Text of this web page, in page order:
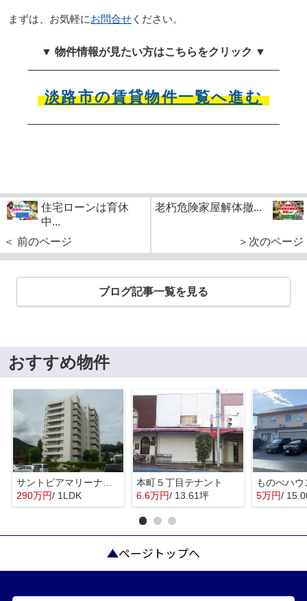
まずは、お気軽にお問合せください。
▼ 物件情報が見たい方はこちらをクリック ▼
淡路市の賃貸物件一覧へ進む
住宅ローンは育休
中...
＜ 前のページ
老朽危険家屋解体撤...
＞次のページ
ブログ記事一覧を見る
おすすめ物件
290万円/ 1LDK
本町５丁目テナント
6.6万円/ 13.61坪
ものべハウ
5万円/
ページトップへ